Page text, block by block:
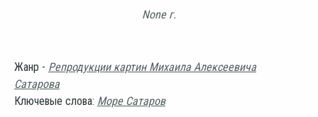
None г.
Жанр - Репродукции картин Михаила Алексеевича
Сатарова
Ключевые слова: Море Сатаров